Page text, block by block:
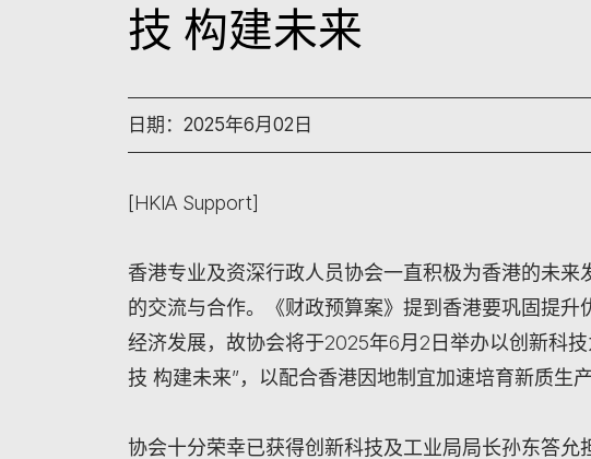
技 构建未来
日期：2025年6月02日
[HKIA Support]
香港专业及资深行政人员协会一直积极为香港的未
的交流与合作。《财政预算案》提到香港要巩固提
经济发展，故协会将于2025年6月2日举办以创新科
技 构建未来”，以配合香港因地制宜加速培育新质生
协会十分荣幸已获得创新科技及工业局局长孙东答